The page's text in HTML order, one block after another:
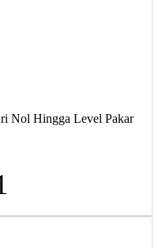
Nol Hingga Level Pakar